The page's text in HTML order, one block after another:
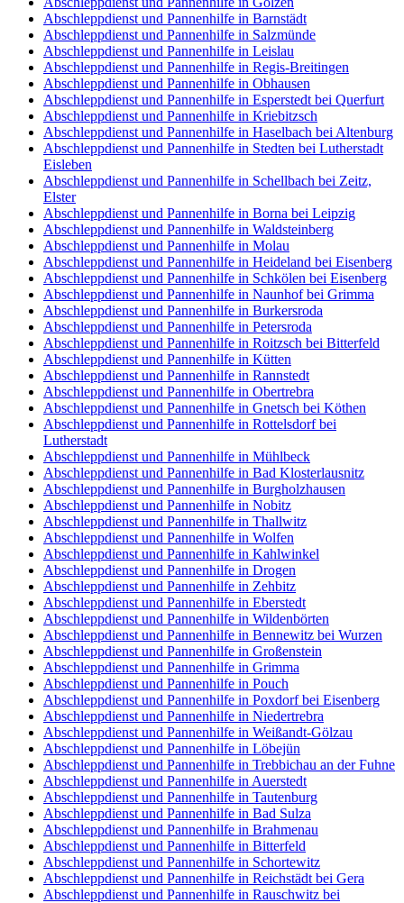
Abschleppdienst und Pannenhilfe in Barnstädt
Abschleppdienst und Pannenhilfe in Salzmünde
Abschleppdienst und Pannenhilfe in Leislau
Abschleppdienst und Pannenhilfe in Regis-Breitingen
Abschleppdienst und Pannenhilfe in Obhausen
Abschleppdienst und Pannenhilfe in Esperstedt bei Querfurt
Abschleppdienst und Pannenhilfe in Kriebitzsch
Abschleppdienst und Pannenhilfe in Haselbach bei Altenburg
Abschleppdienst und Pannenhilfe in Stedten bei Lutherstadt
Eisleben
Abschleppdienst und Pannenhilfe in Schellbach bei Zeitz,
Elster
Abschleppdienst und Pannenhilfe in Borna bei Leipzig
Abschleppdienst und Pannenhilfe in Waldsteinberg
Abschleppdienst und Pannenhilfe in Molau
Abschleppdienst und Pannenhilfe in Heideland bei Eisenberg
Abschleppdienst und Pannenhilfe in Schkölen bei Eisenberg
Abschleppdienst und Pannenhilfe in Naunhof bei Grimma
Abschleppdienst und Pannenhilfe in Burkersroda
Abschleppdienst und Pannenhilfe in Petersroda
Abschleppdienst und Pannenhilfe in Roitzsch bei Bitterfeld
Abschleppdienst und Pannenhilfe in Kütten
Abschleppdienst und Pannenhilfe in Rannstedt
Abschleppdienst und Pannenhilfe in Obertrebra
Abschleppdienst und Pannenhilfe in Gnetsch bei Köthen
Abschleppdienst und Pannenhilfe in Rottelsdorf bei
Lutherstadt
Abschleppdienst und Pannenhilfe in Mühlbeck
Abschleppdienst und Pannenhilfe in Bad Klosterlausnitz
Abschleppdienst und Pannenhilfe in Burgholzhausen
Abschleppdienst und Pannenhilfe in Nobitz
Abschleppdienst und Pannenhilfe in Thallwitz
Abschleppdienst und Pannenhilfe in Wolfen
Abschleppdienst und Pannenhilfe in Kahlwinkel
Abschleppdienst und Pannenhilfe in Drogen
Abschleppdienst und Pannenhilfe in Zehbitz
Abschleppdienst und Pannenhilfe in Eberstedt
Abschleppdienst und Pannenhilfe in Wildenbörten
Abschleppdienst und Pannenhilfe in Bennewitz bei Wurzen
Abschleppdienst und Pannenhilfe in Großenstein
Abschleppdienst und Pannenhilfe in Grimma
Abschleppdienst und Pannenhilfe in Pouch
Abschleppdienst und Pannenhilfe in Poxdorf bei Eisenberg
Abschleppdienst und Pannenhilfe in Niedertrebra
Abschleppdienst und Pannenhilfe in Weißandt-Gölzau
Abschleppdienst und Pannenhilfe in Löbejün
Abschleppdienst und Pannenhilfe in Trebbichau an der Fuhne
Abschleppdienst und Pannenhilfe in Auerstedt
Abschleppdienst und Pannenhilfe in Tautenburg
Abschleppdienst und Pannenhilfe in Bad Sulza
Abschleppdienst und Pannenhilfe in Brahmenau
Abschleppdienst und Pannenhilfe in Bitterfeld
Abschleppdienst und Pannenhilfe in Schortewitz
Abschleppdienst und Pannenhilfe in Reichstädt bei Gera
Abschleppdienst und Pannenhilfe in Rauschwitz bei